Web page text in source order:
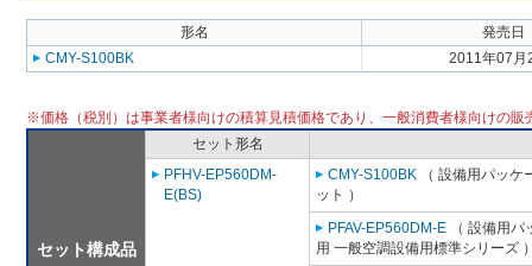
形名
発売日
CMY-S100BK
2011年07月
※価格（税別）は事業者様向けの積算見積価格であり、一般消費者様向けの販
セット構成品
セット形名
PFHV-EP560DM-
E(BS)
CMY-S100BK （ 設備用パッケ
ット ）
PFAV-EP560DM-E （ 設備用
用 一般空調設備用標準シリーズ